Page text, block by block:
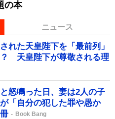
の本
ニュース
れた天皇陛下を「最前列」
天皇陛下が尊敬される理
怒鳴った日、妻は2人の子
「自分の犯した罪や愚か
Book Bang